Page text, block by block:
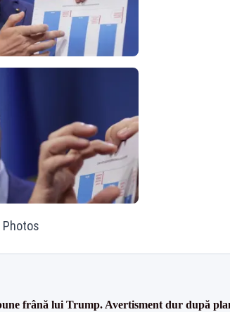
frână lui Trump. Avertisment dur după